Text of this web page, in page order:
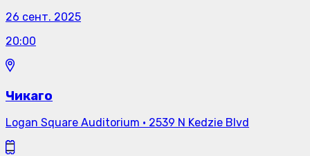
26 сент. 2025
20:00
Чикаго
Logan Square Auditorium · 2539 N Kedzie Blvd